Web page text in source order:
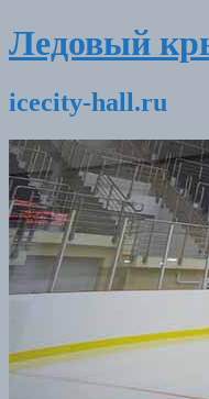
Ледовый
icecity-hall.ru